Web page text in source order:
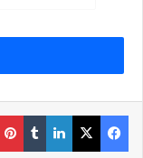
فیس بوک X لینکدین